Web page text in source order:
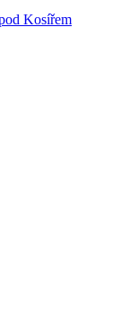
Kosířem